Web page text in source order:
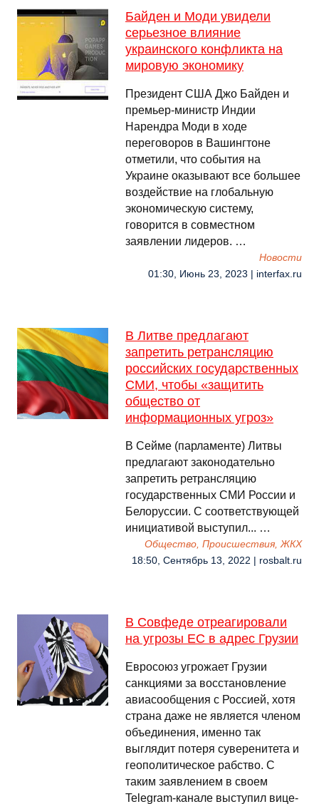
Байден и Моди увидели
серьезное влияние
украинского конфликта на
мировую экономику
Президент США Джо Байден и
премьер-министр Индии
Нарендра Моди в ходе
переговоров в Вашингтоне
отметили, что события на
Украине оказывают все большее
воздействие на глобальную
экономическую систему,
говорится в совместном
заявлении лидеров. …
Новости
01:30, Июнь 23, 2023 | interfax.ru
В Литве предлагают
запретить ретрансляцию
российских государственных
СМИ, чтобы «защитить
общество от
информационных угроз»
В Сейме (парламенте) Литвы
предлагают законодательно
запретить ретрансляцию
государственных СМИ России и
Белоруссии. С соответствующей
инициативой выступил... …
Общество, Происшествия, ЖКХ
18:50, Сентябрь 13, 2022 | rosbalt.ru
В Совфеде отреагировали
на угрозы ЕС в адрес Грузии
Евросоюз угрожает Грузии
санкциями за восстановление
авиасообщения с Россией, хотя
страна даже не является членом
объединения, именно так
выглядит потеря суверенитета и
геополитическое рабство. С
таким заявлением в своем
Telegram-канале выступил вице-